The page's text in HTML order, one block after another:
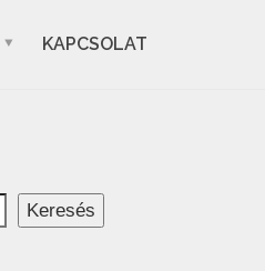
KAPCSOLAT
Keresés